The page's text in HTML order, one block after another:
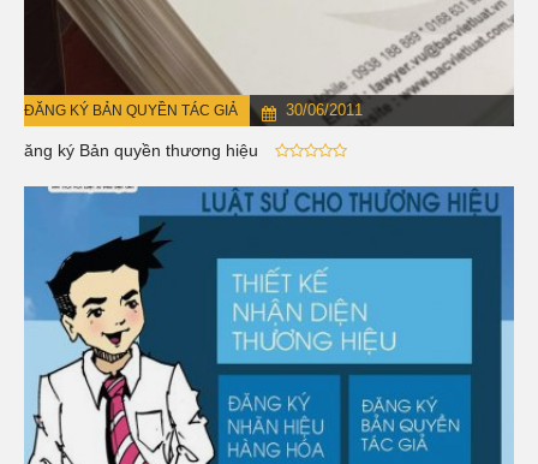
ĐĂNG KÝ BẢN QUYỀN TÁC GIẢ 30/06/2011
Đăng ký Bản quyền thương hiệu